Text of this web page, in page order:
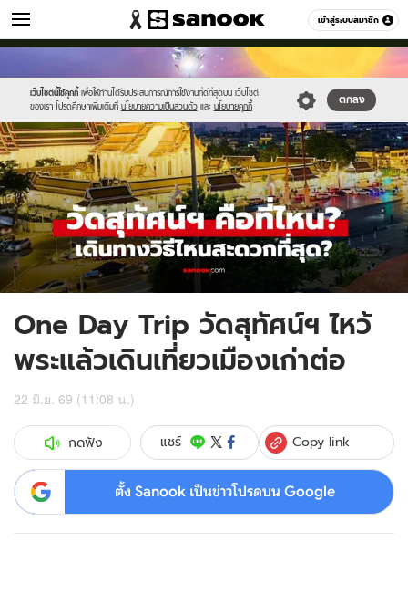
เข้าสู่ระบบสมาชิก
เที่ยว-กิน หมวดอื่นๆ
เว็บไซต์นี้ใช้คุกกี้ เพื่อให้ท่านได้รับประสบการณ์การใช้งานที่ดีที่สุดบน เว็บไซต์
ของเรา โปรดศึกษาเพิ่มเติมที่ นโยบายความเป็นส่วนตัว และ นโยบายคุกกี้
ตกลง
//s.isanook.com/sr/0/images/logo-
new-
sanook.png
//s.isanook.com/tr/0/ud/290/1454066/sut.jpg
One Day Trip วัดสุทัศน์ฯ ไหว้
พระแล้วเดินเที่ยวเมืองเก่าต่อ
22 มิ.ย. 69 (11:08 น.)
กดฟัง แชร์ Copy link
ตั้ง Sanook เป็นข่าวโปรดบน Google